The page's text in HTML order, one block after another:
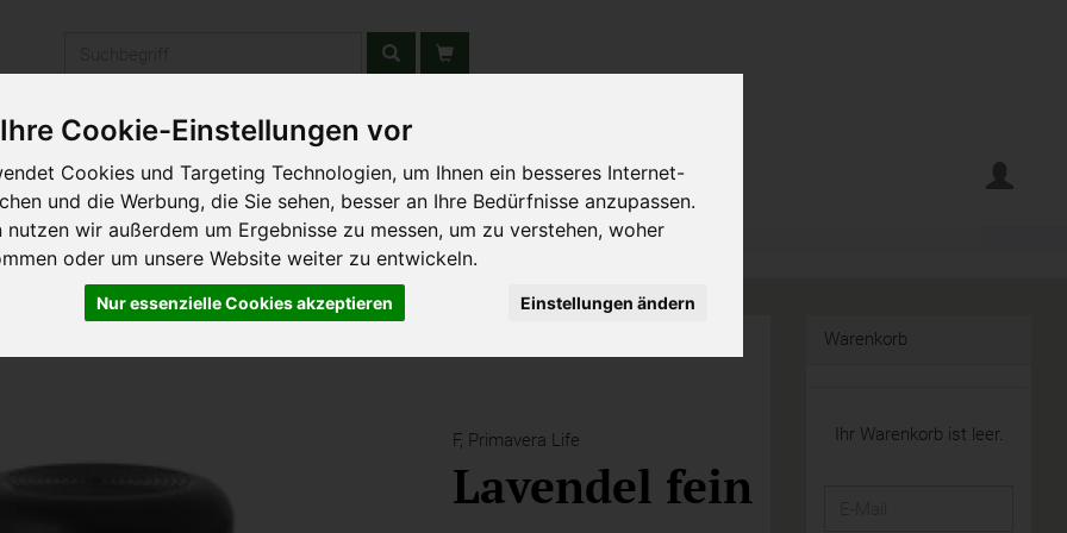
Cookie-Einstellungen vor
Cookies und Targeting Technologien, um Ihnen ein besseres Internet-
und die Werbung, die Sie sehen, besser an Ihre Bedürfnisse anzupassen.
nutzen wir außerdem um Ergebnisse zu messen, um zu verstehen, woher
oder um unsere Website weiter zu entwickeln.
Nur essenzielle Cookies akzeptieren Einstellungen ändern
Wochenmarkt
F, Primavera Life
Lavendel fein
Warenkorb
Ihr Warenkorb ist leer.